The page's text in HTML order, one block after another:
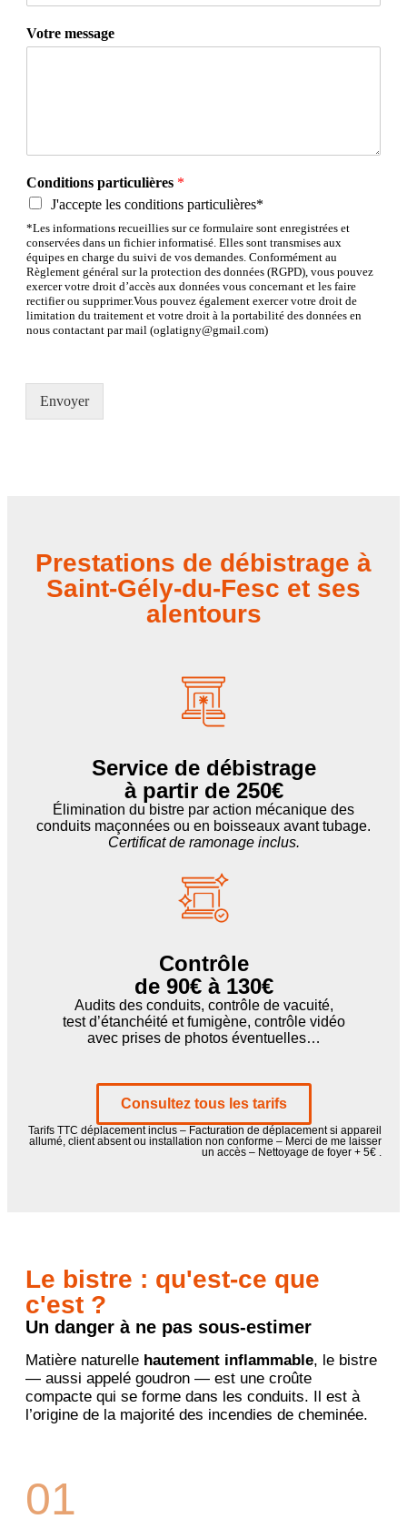
Votre message
Conditions particulières *
J'accepte les conditions particulières*
*Les informations recueillies sur ce formulaire sont enregistrées et
conservées dans un fichier informatisé. Elles sont transmises aux
équipes en charge du suivi de vos demandes. Conformément au
Règlement général sur la protection des données (RGPD), vous pouvez
exercer votre droit d’accès aux données vous concernant et les faire
rectifier ou supprimer.Vous pouvez également exercer votre droit de
limitation du traitement et votre droit à la portabilité des données en
nous contactant par mail (oglatigny@gmail.com)
Envoyer
Prestations de débistrage à
Saint-Gély-du-Fesc et ses
alentours
Service de débistrage
à partir de 250€
Élimination du bistre par action mécanique des
conduits maçonnées ou en boisseaux avant tubage.
Certificat de ramonage inclus.
Contrôle
de 90€ à 130€
Audits des conduits, contrôle de vacuité,
test d’étanchéité et fumigène, contrôle vidéo
avec prises de photos éventuelles…
Consultez tous les tarifs
Tarifs TTC déplacement inclus – Facturation de déplacement si appareil
allumé, client absent ou installation non conforme – Merci de me laisser
un accès – Nettoyage de foyer + 5€ .
Le bistre : qu'est-ce que
c'est ?
Un danger à ne pas sous-estimer
Matière naturelle hautement inflammable, le bistre
— aussi appelé goudron — est une croûte
compacte qui se forme dans les conduits. Il est à
l’origine de la majorité des incendies de cheminée.
01